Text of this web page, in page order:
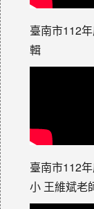
臺南市112
輯
臺南市112
小 王維斌老